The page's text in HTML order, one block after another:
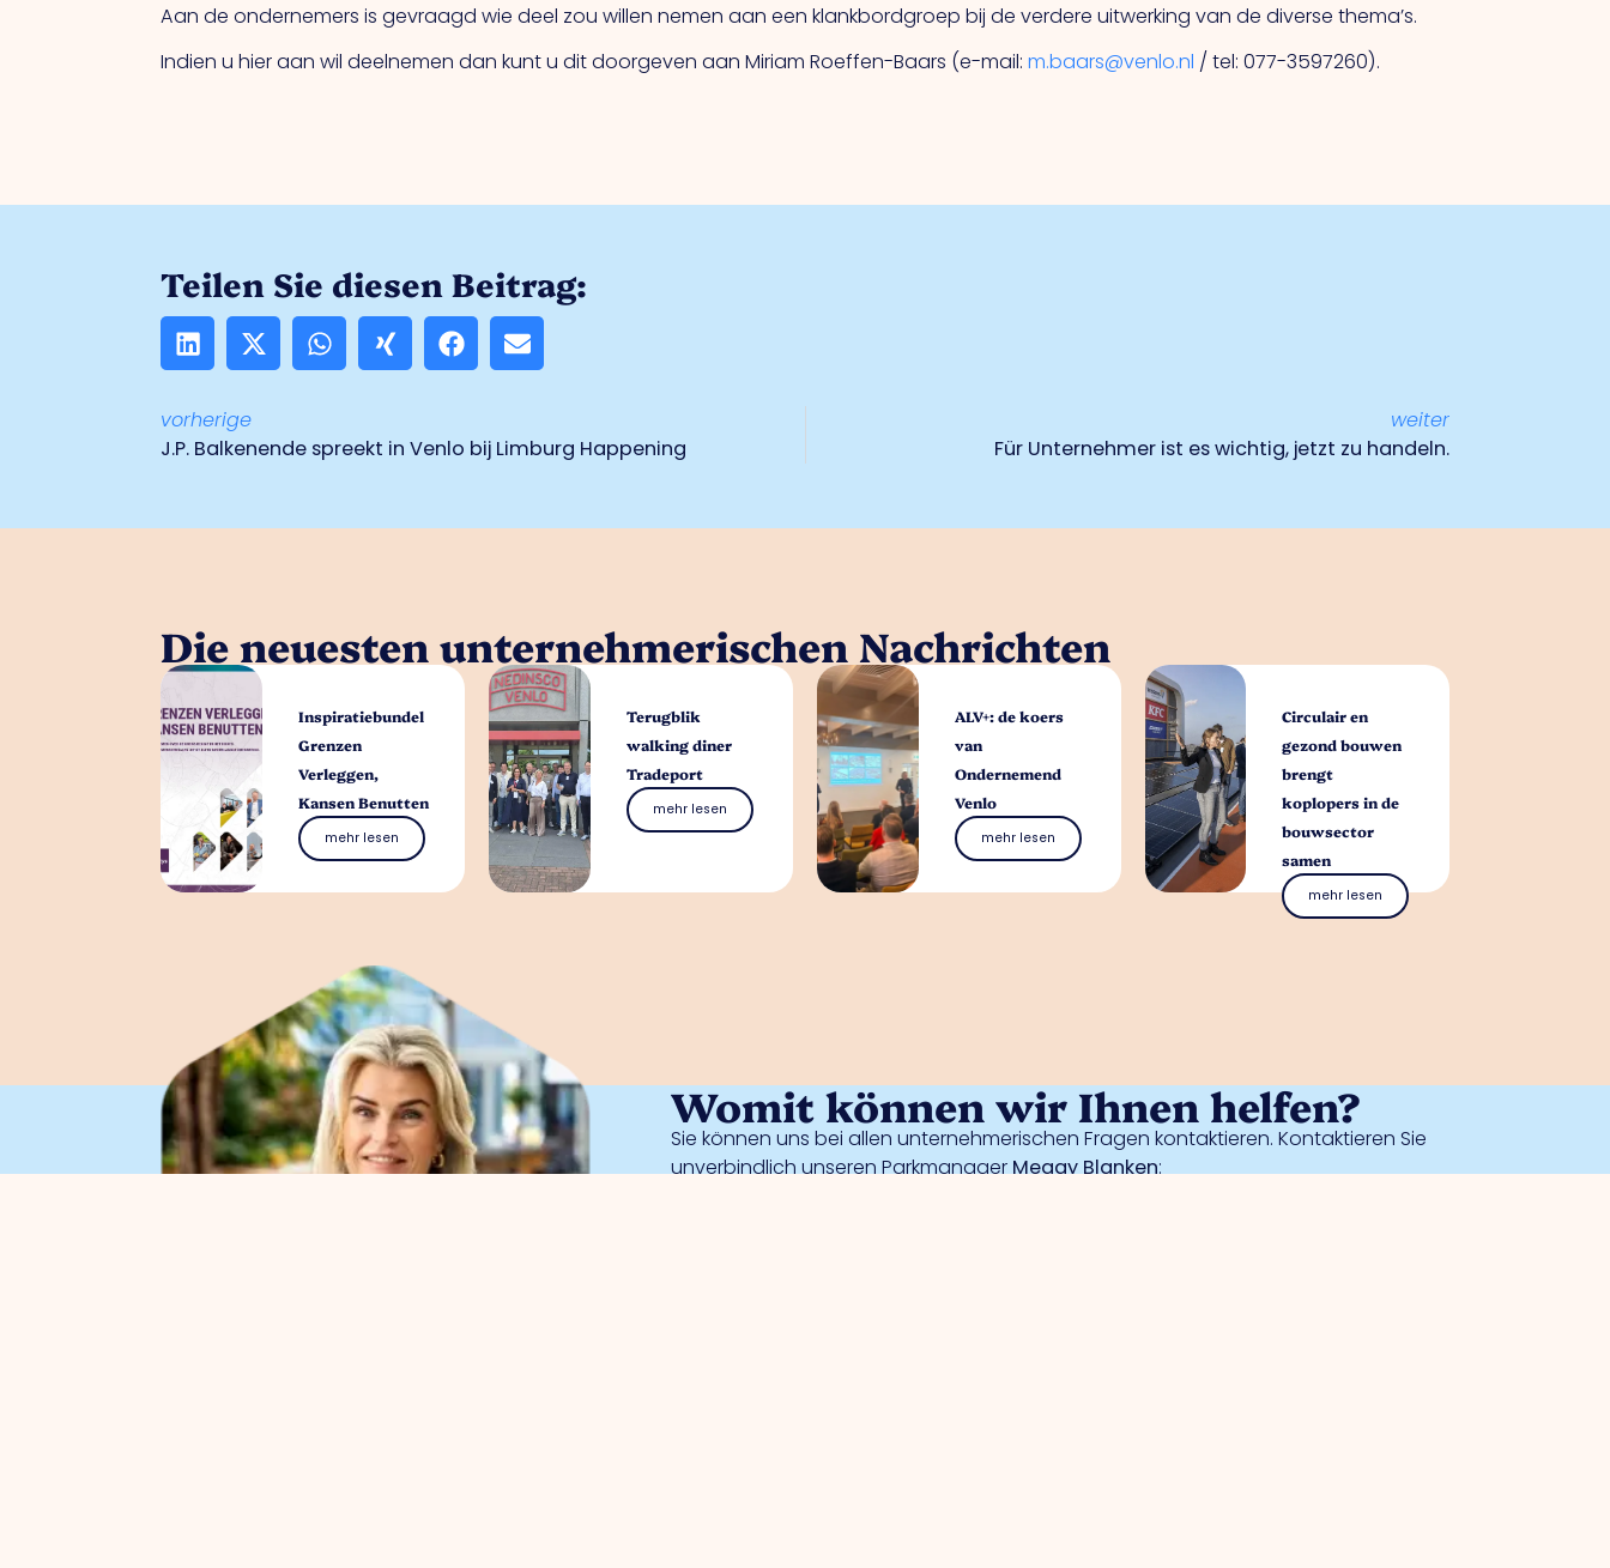
Aan de ondernemers is gevraagd wie deel zou willen nemen aan een klankbordgroep bij de verdere uitwerking van de diverse thema’s.
Indien u hier aan wil deelnemen dan kunt u dit doorgeven aan Miriam Roeffen-Baars (e-mail:m.baars@venlo.nl / tel: 077-3597260).
Teilen Sie diesen Beitrag:
vorherige
J.P. Balkenende spreekt in Venlo bij Limburg Happening
weiter
Für Unternehmer ist es wichtig, jetzt zu handeln.
Die neuesten unternehmerischen Nachrichten
Inspiratiebundel
Grenzen
Verleggen,
Kansen Benutten
mehr lesen
Terugblik
walking diner
Tradeport
mehr lesen
ALV+: de koers
van
Ondernemend
Venlo
mehr lesen
Circulair en
gezond bouwen
brengt
koplopers in de
bouwsector
samen
mehr lesen
Womit können wir Ihnen helfen?
Sie können uns bei allen unternehmerischen Fragen kontaktieren. Kontaktieren Sie
unverbindlich unseren ParkmanagerMeggy Blanken: